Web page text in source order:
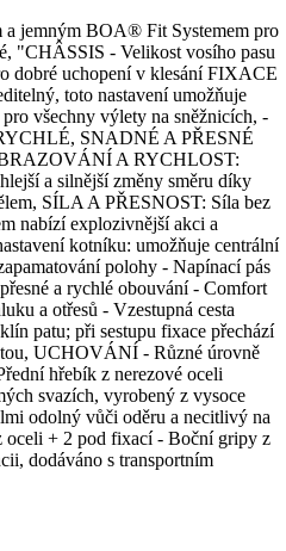
a jemným BOA® Fit Systemem pro
"CHÂSSIS - Velikost vosího pasu
dobré uchopení v klesání FIXACE
toto nastavení umožňuje
všechny výlety na sněžnicích, -
SNADNÉ A PŘESNÉ
A RYCHLOST:
a silnější změny směru díky
SÍLA A PŘESNOST: Síla bez
nabízí explozivnější akci a
kotníku: umožňuje centrální
polohy - Napínací pás
a rychlé obouvání - Comfort
a otřesů - Vzestupná cesta
patu; při sestupu fixace přechází
UCHOVÁNÍ - Různé úrovně
hřebík z nerezové oceli
svazích, vyrobený z vysoce
odolný vůči oděru a necitlivý na
+ 2 pod fixací - Boční gripy z
dodáváno s transportním